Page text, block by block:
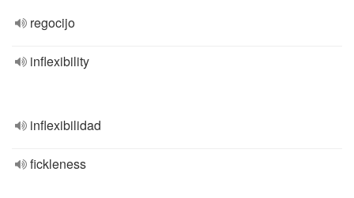
regocijo
inflexibility
inflexibilidad
fickleness